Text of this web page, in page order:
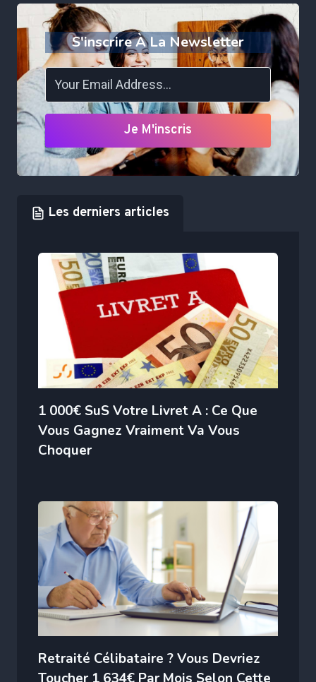
S'inscrire À La Newsletter
Je M'inscris
Les derniers articles
1 000€ SuS Votre Livret A : Ce Que
Vous Gagnez Vraiment Va Vous
Choquer
Retraité Célibataire ? Vous Devriez